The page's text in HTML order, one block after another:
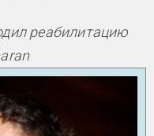
реабилитацию